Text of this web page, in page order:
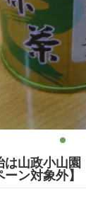
は山政小山
ン対象外】